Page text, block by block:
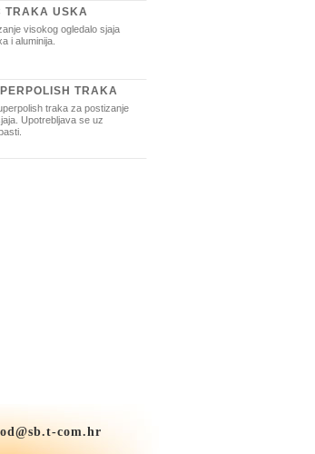
TRAKA USKA
visokog ogledalo sjaja
i aluminija.
TRAKA
traka za postizanje
Upotrebljava se uz
com.hr